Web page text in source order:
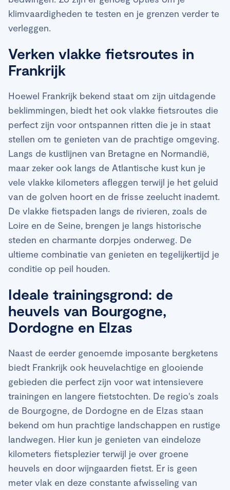
klimvaardigheden te testen en je grenzen verder te
verleggen.
Verken vlakke fietsroutes in
Frankrijk
Hoewel Frankrijk bekend staat om zijn uitdagende
beklimmingen, biedt het ook vlakke fietsroutes die
perfect zijn voor ontspannen ritten die je in staat
stellen om te genieten van de prachtige omgeving.
Langs de kustlijnen van Bretagne en Normandië,
maar zeker ook langs de Atlantische kust kun je
vele vlakke kilometers afleggen terwijl je het geluid
van de golven hoort en de frisse zeelucht inademt.
De vlakke fietspaden langs de rivieren, zoals de
Loire en de Seine, brengen je langs historische
steden en charmante dorpjes onderweg. De
ultieme combinatie van genieten en tegelijkertijd je
conditie op peil houden.
Ideale trainingsgrond: de
heuvels van Bourgogne,
Dordogne en Elzas
Naast de eerder genoemde imposante bergketens
biedt Frankrijk ook heuvelachtige en glooiende
gebieden die perfect zijn voor wat intensievere
trainingen en langere fietstochten. De regio's zoals
de Bourgogne, de Dordogne en de Elzas staan
bekend om hun prachtige landschappen en rustige
landwegen. Hier kun je genieten van eindeloze
kilometers fietsplezier terwijl je over groene
heuvels en door wijngaarden fietst. Er is geen
meter vlak en deze constante afwisseling van